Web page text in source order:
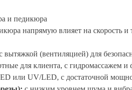
и педикюра
напрямую влияет на скорость
вытяжкой (вентиляцией) для
для клиента, с гидромассажем и
или UV/LED, с достаточной